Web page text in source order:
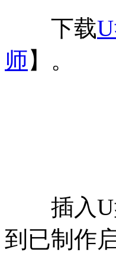
下载
师】。
插入U盘
到已制作